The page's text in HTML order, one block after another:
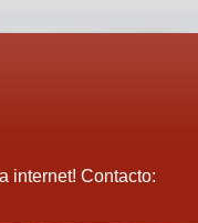
internet! Contacto: